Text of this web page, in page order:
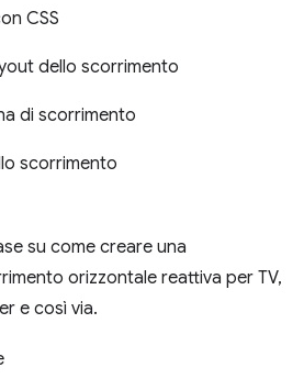
CSS
dello scorrimento
di scorrimento
scorrimento
su come creare una
orizzontale reattiva per TV,
e così via.